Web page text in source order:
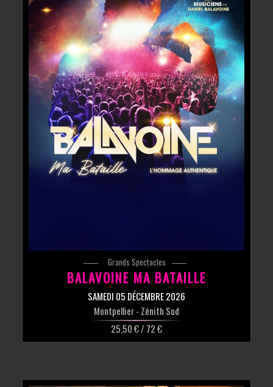
Grands Spectacles
BALAVOINE MA BATAILLE
SAMEDI 05 DÉCEMBRE 2026
Montpellier- Zénith Sud
25,50 € / 72 €